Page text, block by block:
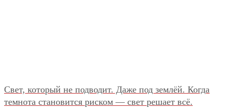
Свет, который не подводит. Даже под землёй. Когда
темнота становится риском — свет решает всё.